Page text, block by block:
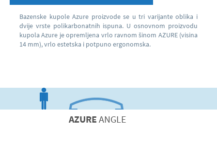
Bazenske kupole Azure proizvode se u tri varijante oblika i
dvije vrste polikarbonatnih ispuna. U osnovnom proizvodu
kupola Azure je opremljena vrlo ravnom šinom AZURE (visina
14 mm), vrlo estetska i potpuno ergonomska.
AZURE ANGLE